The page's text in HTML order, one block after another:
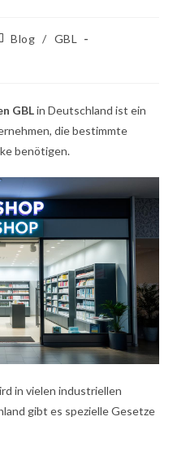
Blog / GBL
GBLin Deutschland ist ein
die bestimmte
benötigen.
in vielen industriellen
gibt es spezielle Gesetze